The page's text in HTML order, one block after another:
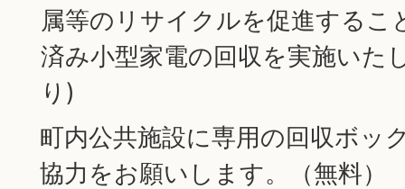
属等のリサイクルを促進するこ
済み小型家電の回収を実施いた
り)
町内公共施設に専用の回収ボッ
協力をお願いします。（無料）